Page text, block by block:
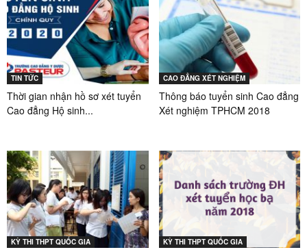
TIN TỨC
Thời gian nhận hồ sơ xét tuyển
Cao đẳng Hộ sinh...
CAO ĐẲNG XÉT NGHIỆM
Thông báo tuyển sinh Cao đẳng
Xét nghiệm TPHCM 2018
KỲ THI THPT QUỐC GIA KỲ THI THPT QUỐC GIA